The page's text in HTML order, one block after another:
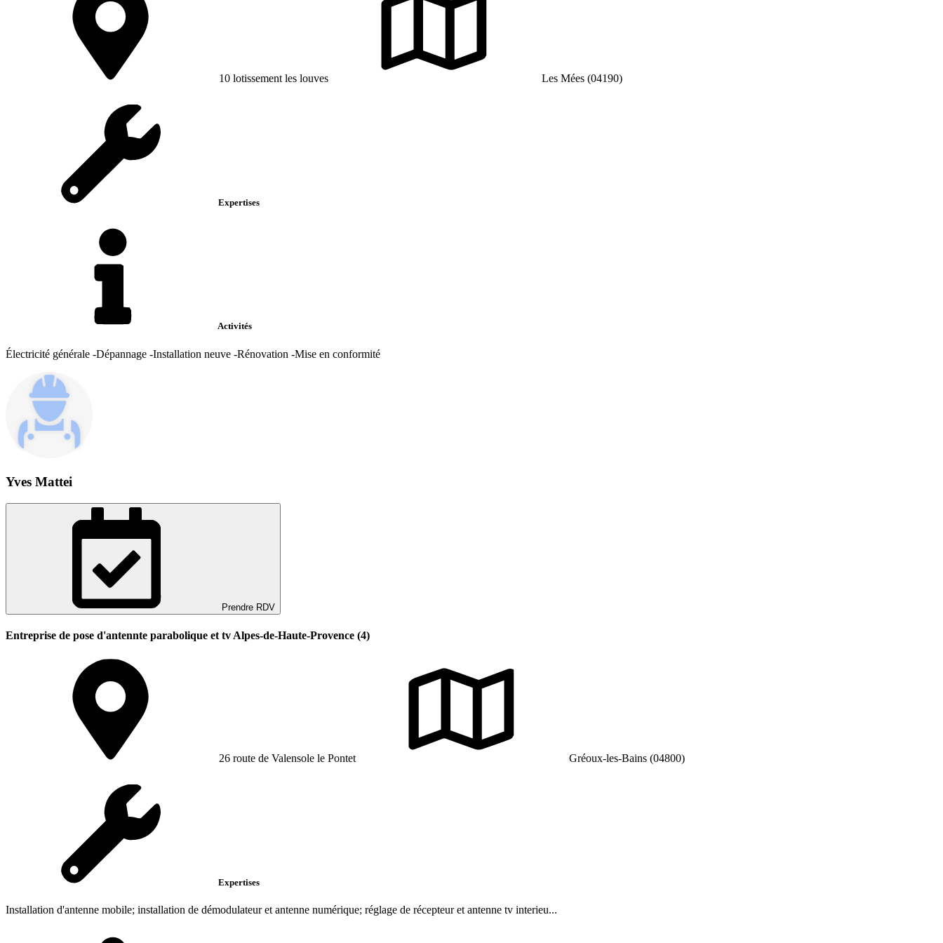
10 lotissement les louves Les Mées (04190)
Expertises
Activités
Électricité générale -Dépannage -Installation neuve -Rénovation -Mise en conformité
Yves Mattei
Prendre RDV
Entreprise de pose d'antennte parabolique et tv Alpes-de-Haute-Provence (4)
26 route de Valensole le Pontet Gréoux-les-Bains (04800)
Expertises
Installation d'antenne mobile; installation de démodulateur et antenne numérique; réglage de récepteur et antenne tv interieu...